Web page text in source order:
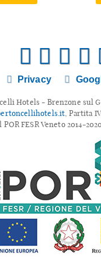
Privacy
Hotels - Brenzone sul
, Partita
FESR Veneto 2014-